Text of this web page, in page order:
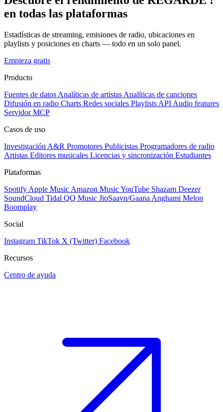
en todas las plataformas
Estadísticas de streaming, emisiones de radio, ubicaciones en
playlists y posiciones en charts — todo en un solo panel.
Empieza gratis
Producto
Fuentes de datos Analíticas de artistas Analíticas de canciones
Difusión en radio Charts Redes sociales Playlists API Audio features
Servidor MCP
Casos de uso
Investigación A&R Promotores Publicistas Programadores de radio
Artistas Editores musicales Licencias y sincronización Estudiantes
Plataformas
Spotify Apple Music Amazon MusicYouTube Shazam Deezer
SoundCloud Tidal QQ Music JioSaavn/Gaana Anghami Melon
Boomplay
Social
Instagram TikTok X (Twitter) Facebook
Recursos
Centro de ayuda